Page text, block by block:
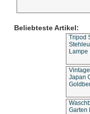
Beliebteste Artikel:
Tripod
Lampe
Japan
Garten